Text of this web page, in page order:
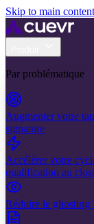
Skip to main content
Par problématique
Augmenter votre
signature
Accélérer votre
qualification au
Réduire le ghosting